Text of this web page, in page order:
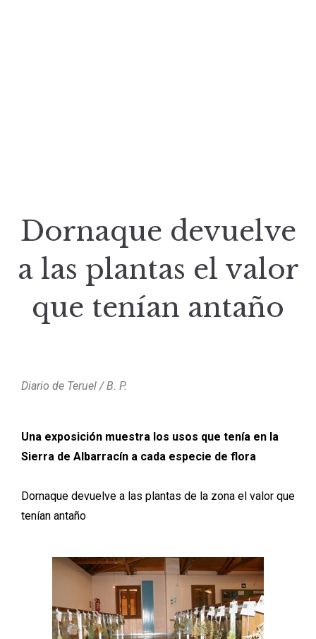
Dornaque devuelve
a las plantas el valor
que tenían antaño
Diario de Teruel / B. P.
Una exposición muestra los usos que tenía en la
Sierra de Albarracín a cada especie de flora
Dornaque devuelve a las plantas de la zona el valor que
tenían antaño